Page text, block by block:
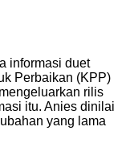
informasi duet
Perbaikan (KPP)
rilis
itu. Anies dinilai
yang lama